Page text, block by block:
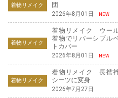
着物リメイク
団
2026年8月01日 NEW
着物リメイク
着物リメイク ウー
着物でリバーシブル
トカバー
2026年8月01日 NEW
着物リメイク
着物リメイク 長襦
シーツに変身
2026年7月27日